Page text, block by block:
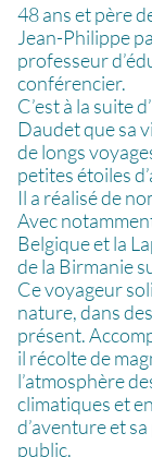
48 ans et père
Jean-Philippe
professeur
conférencier.
C’est à la suite
Daudet que sa
de longs
petites étoiles
Il a réalisé de
Avec
Belgique et la
de la Birmanie
Ce voyageur
nature, dans
présent.
il récolte de
l’atmosphère
climatiques et
d’aventure et
public.